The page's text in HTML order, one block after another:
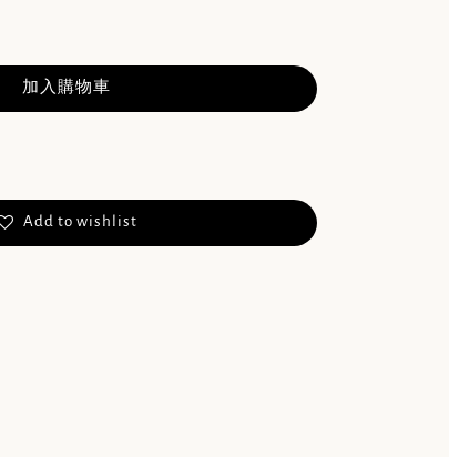
加入購物車
Add to wishlist